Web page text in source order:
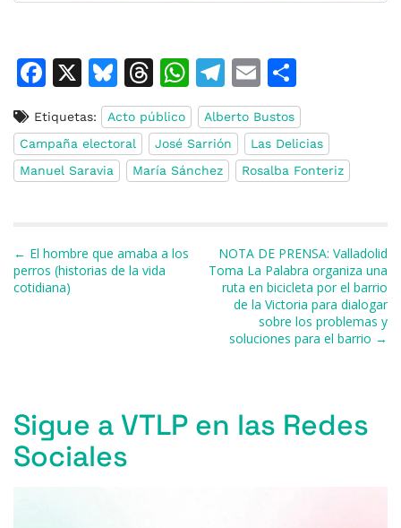
F
c
e
b
o
k
X
Bl
u
e
s
k
T
h
re
a
d
W
h
at
s
A
T
el
e
gr
a
E
m
ai
l
o
m
p
ar
r
Etiquetas: Acto público
Alberto Bustos
Campaña electoral
José Sarrión
Las Delicias
Manuel Saravia
María Sánchez Rosalba Fonteriz
Navegación de entradas
← El hombre que amaba a los
perros (historias de la vida
cotidiana)
NOTA DE PRENSA: Valladolid
Toma La Palabra organiza una
ruta en bicicleta por el barrio
de la Victoria para dialogar
sobre los problemas y
soluciones para el barrio →
Sigue a VTLP en las Redes
Sociales